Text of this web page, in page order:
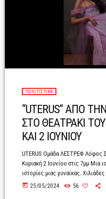
ΠΟΛΙΤΙΣΤΙΚΆ
“UTERUS” ΑΠΟ
ΣΤΟ ΘΕΑΤΡΑΚΙ
ΚΑΙ 2 ΙΟΥΝΙΟΥ
UTERUS Ομάδα ΛΕΣΤΡΕΦ Λόφος
Κυριακή 2 Ιουνίου στις 7μμ Μια
ιστορίες μιας γυναίκας.
uterus είναι μια παράσταση που
today 25/05/2024 56